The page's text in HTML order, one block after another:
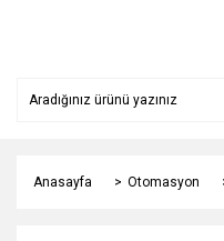
Anasayfa Otomasyon